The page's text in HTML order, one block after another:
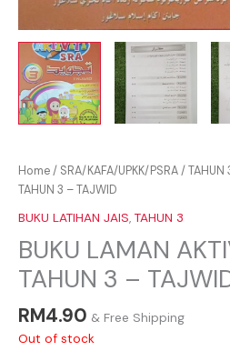
Home/ SRA/KAFA/UPKK/PSRA/TAHUN
TAHUN 3 – TAJWID
BUKU LATIHAN JAIS TAHUN 3
BUKU LAMAN
TAHUN 3 –
RM4.90 & Free Shipping
Out of stock